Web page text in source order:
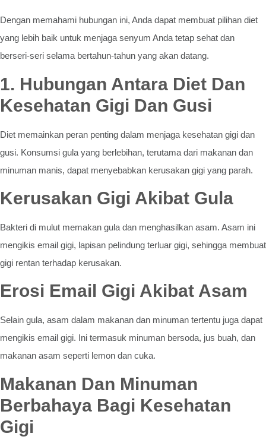
Dengan memahami hubungan ini, Anda dapat membuat pilihan diet
yang lebih baik untuk menjaga senyum Anda tetap sehat dan
berseri-seri selama bertahun-tahun yang akan datang.
1. Hubungan Antara Diet Dan
Kesehatan Gigi Dan Gusi
Diet memainkan peran penting dalam menjaga kesehatan gigi dan
gusi. Konsumsi gula yang berlebihan, terutama dari makanan dan
minuman manis, dapat menyebabkan kerusakan gigi yang parah.
Kerusakan Gigi Akibat Gula
Bakteri di mulut memakan gula dan menghasilkan asam. Asam ini
mengikis email gigi, lapisan pelindung terluar gigi, sehingga membuat
gigi rentan terhadap kerusakan.
Erosi Email Gigi Akibat Asam
Selain gula, asam dalam makanan dan minuman tertentu juga dapat
mengikis email gigi. Ini termasuk minuman bersoda, jus buah, dan
makanan asam seperti lemon dan cuka.
Makanan Dan Minuman
Berbahaya Bagi Kesehatan
Gigi